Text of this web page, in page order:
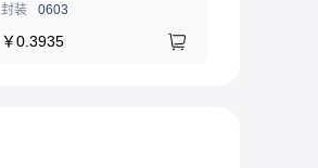
封装
0603
￥0.3935